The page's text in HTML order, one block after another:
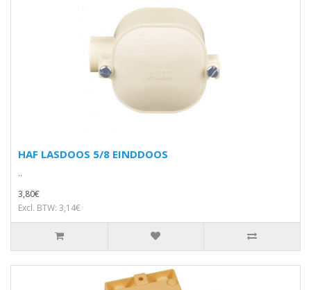
HAF LASDOOS 5/8 EINDDOOS
..
3,80€
Excl. BTW: 3,14€